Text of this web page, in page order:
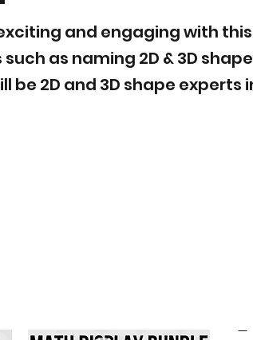
and engaging with
as naming 2D & 3D
be 2D and 3D shape experts